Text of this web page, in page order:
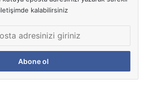
iletişimde kalabilirsiniz